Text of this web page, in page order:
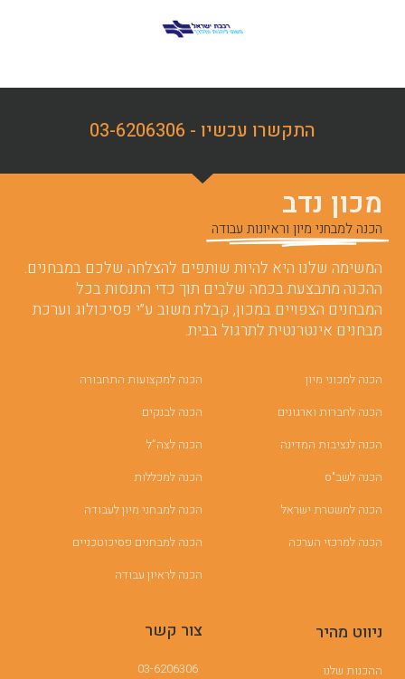
התקשרו עכשיו - 03-6206306
מכון נדב
הכנה למבחני מיון וראיונות עבודה
המשימה שלנו היא להיות שותפים להצלחה שלכם במבחנים.
ההכנה מתבצעת בכמה שלבים תוך כדי התנסות בכל
המבחנים הצפויים במכון, קבלת משוב ע”י פסיכולוג וערכת
מבחנים אינטרנטית לתרגול בבית.
הכנה למכוני מיון
הכנה לחברות וארגונים
הכנה לנציבות המדינה
הכנה לשב"ס
הכנה למשטרת ישראל
הכנה למרכזי הערכה
הכנה למקצועות התחבורה
הכנה לבנקים
הכנה לצה”ל
הכנה למכללות
הכנה למבחני מיון לעבודה
הכנה למבחנים פסיכוטכניים
הכנה לראיון עבודה
ניווט מהיר
ההכנות שלנו
צור קשר
03-6206306